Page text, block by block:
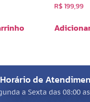
R$199,99
Horário de
a Sexta das 08:00